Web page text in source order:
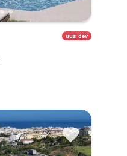
uusi dev
♥